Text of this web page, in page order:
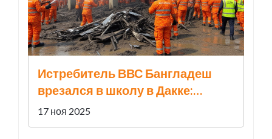
Истребитель ВВС Бангладеш
врезался в школу в Дакке:
погибли 16 детей
17 ноя 2025